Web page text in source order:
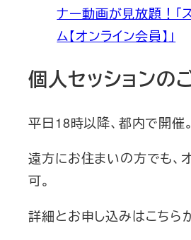
ナー動画が見放題！「
ム【オンライン会員】」
個人セッションの
平日18時以降、都内で開催。
遠方にお住まいの方でも、
可。
詳細とお申し込みはこちら